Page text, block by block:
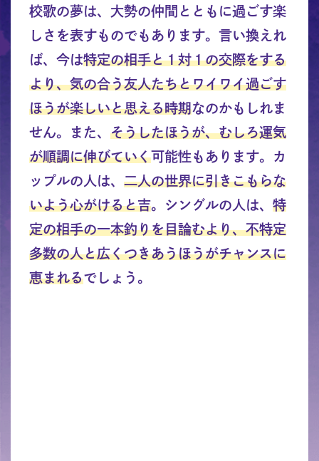
校歌の夢は、大勢の仲間とともに過ごす楽
しさを表すものでもあります。言い換えれ
ば、今は特定の相手と１対１の交際をする
より、気の合う友人たちとワイワイ過ごす
ほうが楽しいと思える時期なのかもしれま
せん。また、 そうしたほうが、むしろ運気
が順調に伸びていく可能性もあります。カ
ップルの人は、 二人の世界に引きこもらな
いよう心がけると吉。シングルの人は、 特
定の相手の一本釣りを目論むより、不特定
多数の人と広くつきあうほうがチャンスに
恵まれるでしょう。